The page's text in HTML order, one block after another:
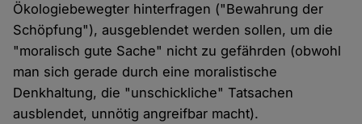
Ökologiebewegter hinterfragen ("Bewahrung der
Schöpfung"), ausgeblendet werden sollen, um die
"moralisch gute Sache" nicht zu gefährden (obwohl
man sich gerade durch eine moralistische
Denkhaltung, die "unschickliche" Tatsachen
ausblendet, unnötig angreifbar macht).